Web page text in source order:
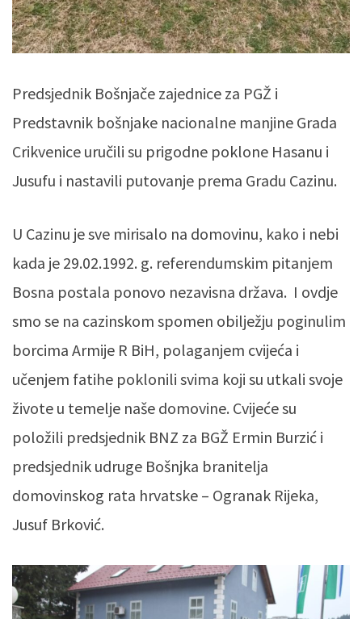
Predsjednik Bošnjače zajednice za PGŽ i
Predstavnik bošnjake nacionalne manjine Grada
Crikvenice uručili su prigodne poklone Hasanu i
Jusufu i nastavili putovanje prema Gradu Cazinu.
U Cazinu je sve mirisalo na domovinu, kako i nebi
kada je 29.02.1992. g. referendumskim pitanjem
Bosna postala ponovo nezavisna država. I ovdje
smo se na cazinskom spomen obilježju poginulim
borcima Armije R BiH, polaganjem cvijeća i
učenjem fatihe poklonili svima koji su utkali svoje
živote u temelje naše domovine. Cvijeće su
položili predsjednik BNZ za BGŽ Ermin Burzić i
predsjednik udruge Bošnjka branitelja
domovinskog rata hrvatske – Ogranak Rijeka,
Jusuf Brković.